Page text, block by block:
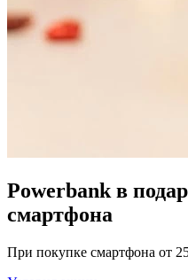
Powerbank в
смартфона
При покупке смартфона от